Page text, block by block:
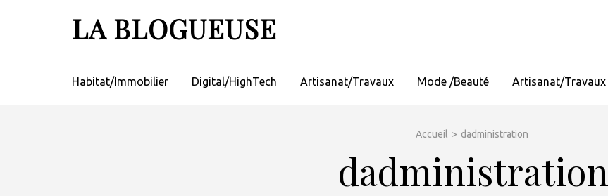
LA BLOGUEUSE
Habitat/Immobilier Digital/HighTech Artisanat/Travaux Mode /Beauté Artisanat/Travaux
Accueil > dadministration
dadministration